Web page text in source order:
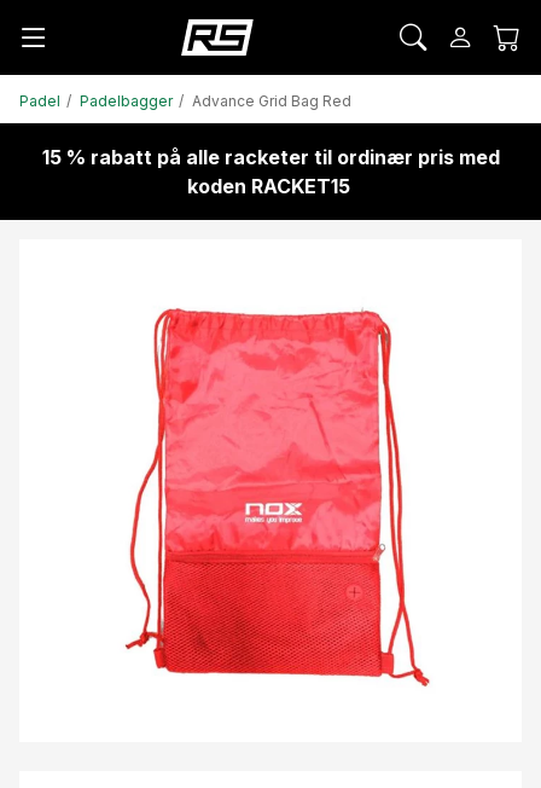
Padel Padelbagger Advance Grid Bag Red
15 % rabatt på alle racketer til ordinær pris med
koden RACKET15